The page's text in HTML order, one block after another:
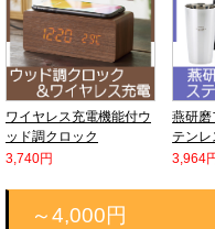
ワイヤレス充電機能付ウ
ッド調クロック
3,740円
燕研
テンレ
3,964
～4,000円